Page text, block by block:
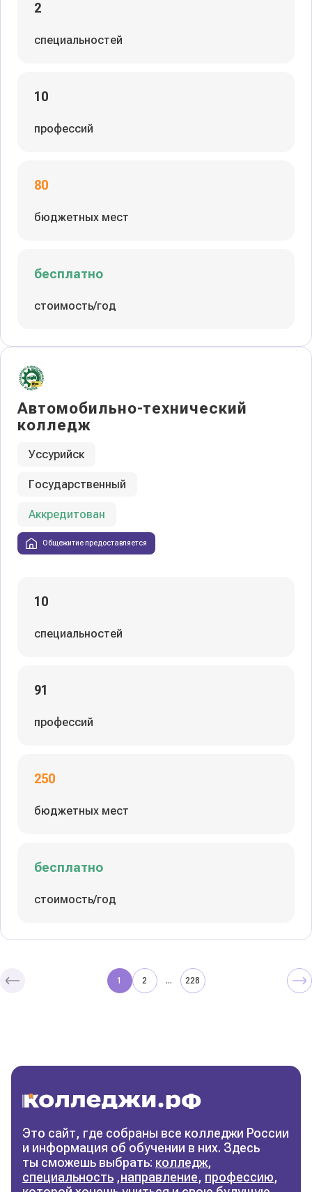
2
специальностей
10
профессий
80
бюджетных мест
бесплатно
стоимость/год
Автомобильно-технический
колледж
Уссурийск
Государственный
Аккредитован
Общежитие предоставляется
10
специальностей
91
профессий
250
бюджетных мест
бесплатно
стоимость/год
колледж
Фильтры
Сбросить фильтры
1 2 ... 228
Это сайт, где собраны все колледжи России
и информация об обучении в них. Здесь
ты сможешь выбрать: колледж,
специальность ,направление, профессию,